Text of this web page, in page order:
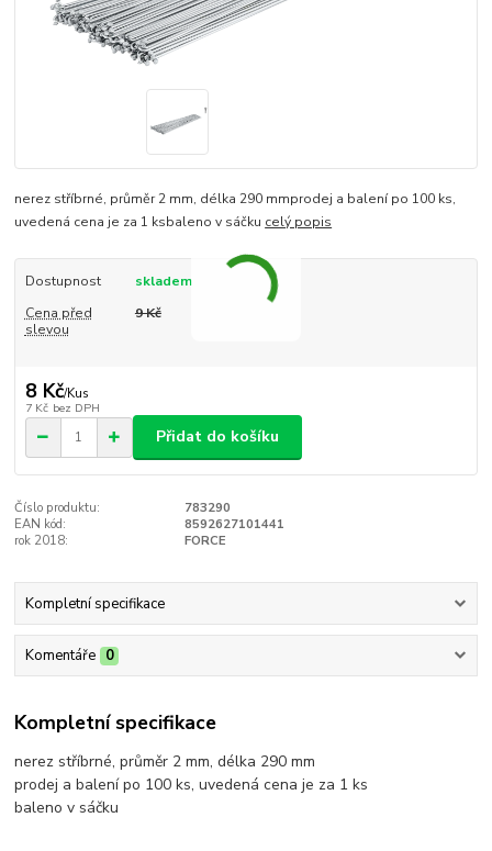
nerez stříbrné, průměr 2 mm, délka 290 mmprodej a balení po 100 ks,
uvedená cena je za 1 ksbaleno v sáčku celý popis
Dostupnost
skladem
Cena před
slevou
9 Kč
8 Kč/Kus
7 Kč bez DPH
Přidat do košíku
Číslo produktu:
783290
EAN kód:
8592627101441
rok 2018:
FORCE
Kompletní specifikace
Komentáře 0
Kompletní specifikace
nerez stříbrné, průměr 2 mm, délka 290 mm
prodej a balení po 100 ks, uvedená cena je za 1 ks
baleno v sáčku